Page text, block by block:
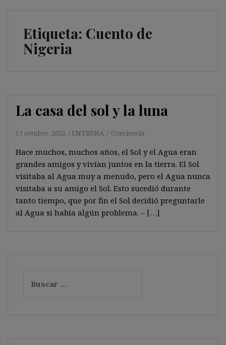
Etiqueta: Cuento de
Nigeria
La casa del sol y la luna
17 octubre, 2022 ENTRENA Conciencia
Hace muchos, muchos años, el Sol y el Agua eran
grandes amigos y vivían juntos en la tierra. El Sol
visitaba al Agua muy a menudo, pero el Agua nunca
visitaba a su amigo el Sol. Esto sucedió durante
tanto tiempo, que por fin el Sol decidió preguntarle
al Agua si había algún problema. – […]